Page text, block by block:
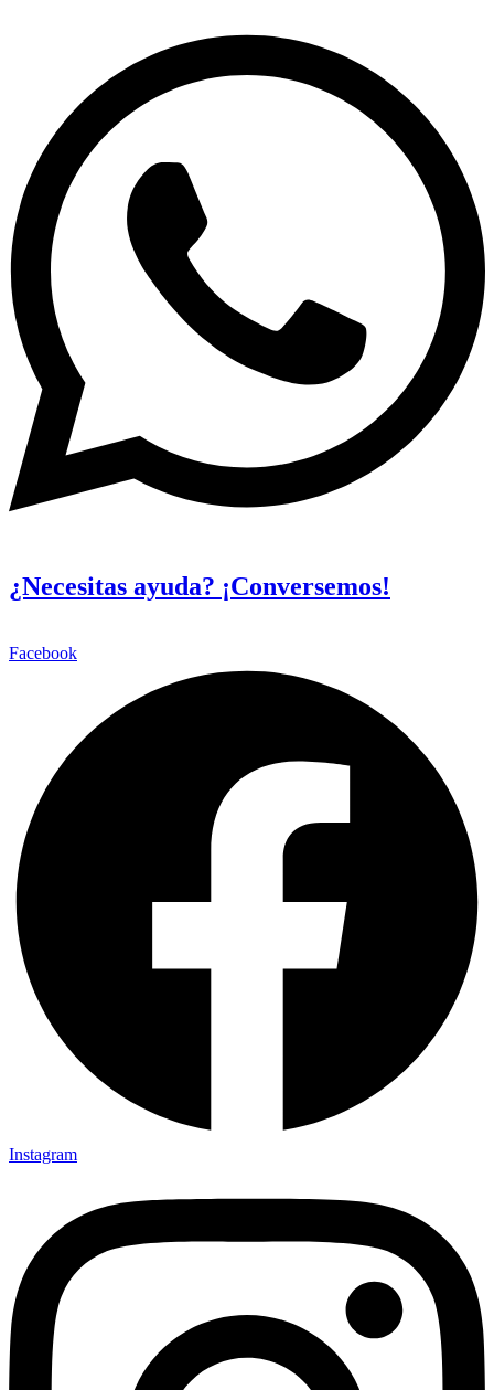
¿Necesitas ayuda? ¡Conversemos!
Facebook
Instagram